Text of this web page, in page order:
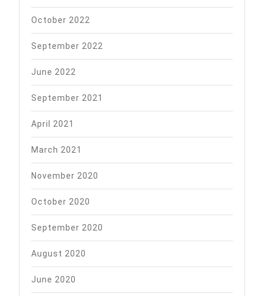
October 2022
September 2022
June 2022
September 2021
April 2021
March 2021
November 2020
October 2020
September 2020
August 2020
June 2020